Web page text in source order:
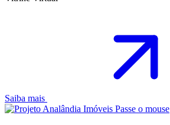
Saiba mais
Passe o mouse